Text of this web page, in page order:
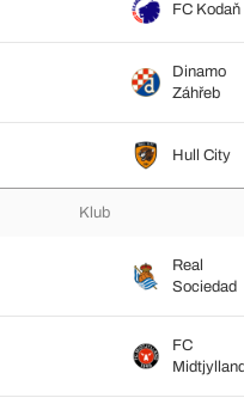
FC Kodaň
Dinamo
Záhřeb
Hull City
Klub
Real
Sociedad
FC